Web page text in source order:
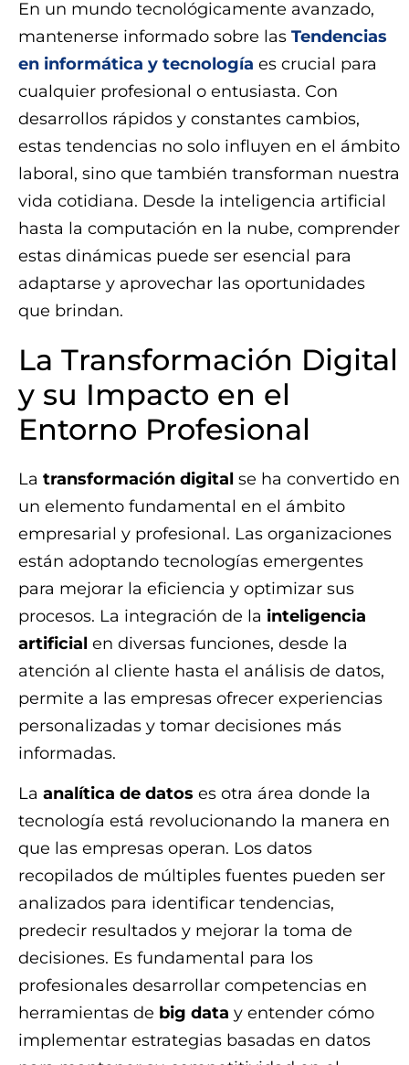
En un mundo tecnológicamente avanzado,
mantenerse informado sobre las Tendencias
en informática y tecnología es crucial para
cualquier profesional o entusiasta. Con
desarrollos rápidos y constantes cambios,
estas tendencias no solo influyen en el ámbito
laboral, sino que también transforman nuestra
vida cotidiana. Desde la inteligencia artificial
hasta la computación en la nube, comprender
estas dinámicas puede ser esencial para
adaptarse y aprovechar las oportunidades
que brindan.
La Transformación Digital
y su Impacto en el
Entorno Profesional
La transformación digital se ha convertido en
un elemento fundamental en el ámbito
empresarial y profesional. Las organizaciones
están adoptando tecnologías emergentes
para mejorar la eficiencia y optimizar sus
procesos. La integración de la inteligencia
artificial en diversas funciones, desde la
atención al cliente hasta el análisis de datos,
permite a las empresas ofrecer experiencias
personalizadas y tomar decisiones más
informadas.
La analítica de datos es otra área donde la
tecnología está revolucionando la manera en
que las empresas operan. Los datos
recopilados de múltiples fuentes pueden ser
analizados para identificar tendencias,
predecir resultados y mejorar la toma de
decisiones. Es fundamental para los
profesionales desarrollar competencias en
herramientas de big data y entender cómo
implementar estrategias basadas en datos